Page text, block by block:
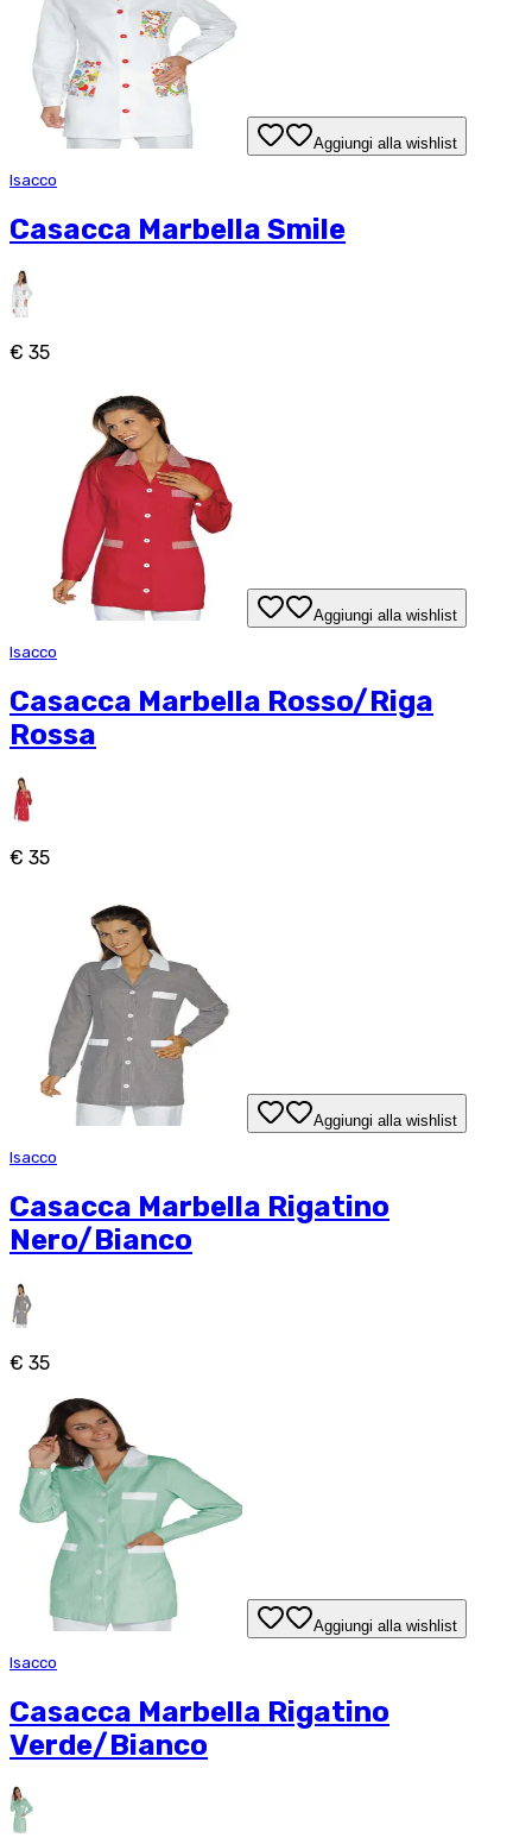
Aggiungi alla wishlist
Isacco
Casacca Marbella Smile
€ 35
Aggiungi alla wishlist
Isacco
Casacca Marbella Rosso/Riga
Rossa
€ 35
Aggiungi alla wishlist
Isacco
Casacca Marbella Rigatino
Nero/Bianco
€ 35
Aggiungi alla wishlist
Isacco
Casacca Marbella Rigatino
Verde/Bianco